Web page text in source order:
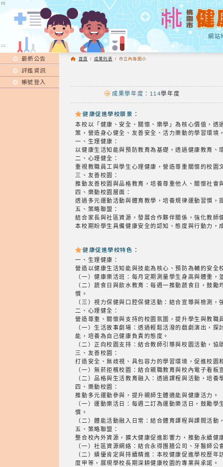
:::
網站
:::
最新公告
評鑑資訊
帳號登入
首頁 / 成果列表 / 市立內海國小
成果學年度：114學年度
健康促進學校願景：
本校以「健康、安全、關懷、樂學」為核心價值，
策，營造身心健全、友善安全、活力樂動的學習環境
一、生理健康：
以健康生活知能與預防教育為基礎，透過健康教育
二、心理健全：
重視教職員工與學生心理健康，營造尊重關懷的校
三、友善校園：
推動友善校園與品格教育，培養尊重他人、關懷社
四、樂動校園層面：
透過多元運動活動與體育教學，培養規律運動習慣，
五、策略聯盟：
結合家長與社區資源，發展合作夥伴關係，強化教
本校期盼學生具備健康安全的認知、態度與行動力
健康促進學校特色：
一、生理健康：
營造以健康生活知能與技能為核心、預防為輔的安全
（一）健康樂活班：每月定期測量學生身高與體重
（二）蔬食日與飲水教育：每週一推動蔬食日，鼓
慣。
（三）視力保健與口腔保健活動：結合宣導與檢測
二、心理健全：
營造尊重、關懷與支持的校園氛圍，提升學生與教職
（一）生活故事劇場：透過輕鬆活潑的戲劇演出，
能，培養為自己健康負責的態度。
（二）正向校園支持：結合教師引導與校園活動，
三、友善校園：
打造安全、無歧視、具包容力的學習環境，促進校園
（一）無菸拒檳校園：結合親職教育與校內電子看
（二）品格與生活教育融入：透過課程與活動，培
四、樂動校園：
推動多元運動參與，提升親師生體適能與健康活力。
（一）運動樂活日：每週二訂為運動樂活日，鼓勵
慣。
（二）體能活動融入日常：結合體育課程與課間活
五、策略聯盟：
整合校內外資源，擴大健康促進影響力，推動永續健
（一）社區資源網絡：結合永得團膳公司、牙醫師
（二）績優肯定與持續精進：本校健康促進學校
度甲等，展現學校長期深耕健康校園的專業與承諾。
:::